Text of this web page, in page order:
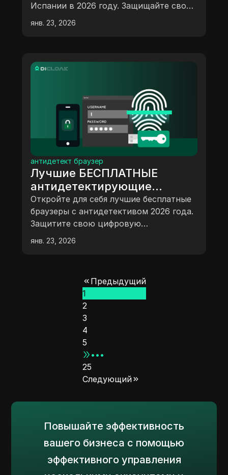
Испании в 2026 году. Защищайте свои
аккаунты в социальных сетях,
масштабируйте бизнес и избегайте
янв. 23, 2026
антидетект браузер
Лучшие БЕСПЛАТНЫЕ
антидетектирующие
браузеры 2026 года:
экспертный выбор для
конфиденциальности и
роста
Откройте для себя лучшие бесплатные
браузеры с антидетективом 2026 года.
Защитите свою цифровую
идентичность и управляйте
несколькими аккаунтами с помощью
янв. 23, 2026
Предыдущий
1
2
3
4
5
•••
25
Следующий
Повышайте эффективность
вашего бизнеса с помощью
эффективного управления